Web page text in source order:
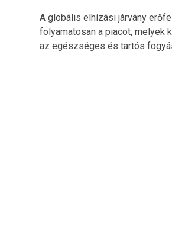
A globális elhízási járvány
folyamatosan a piacot, melyek
az egészséges és tartós